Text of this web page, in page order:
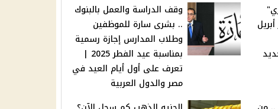
وقف الدراسة والعمل بالبنوك
.. بشرى سارة للموظفين
وطلاب المدارس إجازة رسمية
بمناسبة عيد الفطر 2025 |
تعرف على أول أيام العيد في
مصر والدول العربية